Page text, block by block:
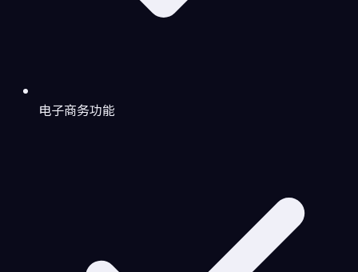
电子商务功能